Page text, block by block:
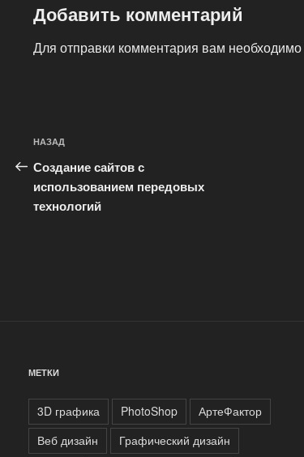
Добавить комментарий
Для отправки комментария вам необходимо
Навигация
по
записям
Предыдущая
запись:
НАЗАД
Создание сайтов с
использованием передовых
технологий
МЕТКИ
3D графика PhotoShop
АртеФактор
Веб дизайн
Графический дизайн